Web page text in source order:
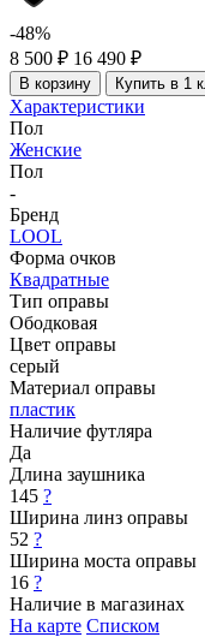
-48%
8 500 ₽ 16 490 ₽
В корзину Купить в 1
Характеристики
Пол
Женские
Пол
-
Бренд
LOOL
Форма очков
Квадратные
Тип оправы
Ободковая
Цвет оправы
серый
Материал оправы
пластик
Наличие футляра
Да
Длина заушника
145 ?
Ширина линз оправы
52 ?
Ширина моста оправы
16 ?
Наличие в магазинах
На карте Списком